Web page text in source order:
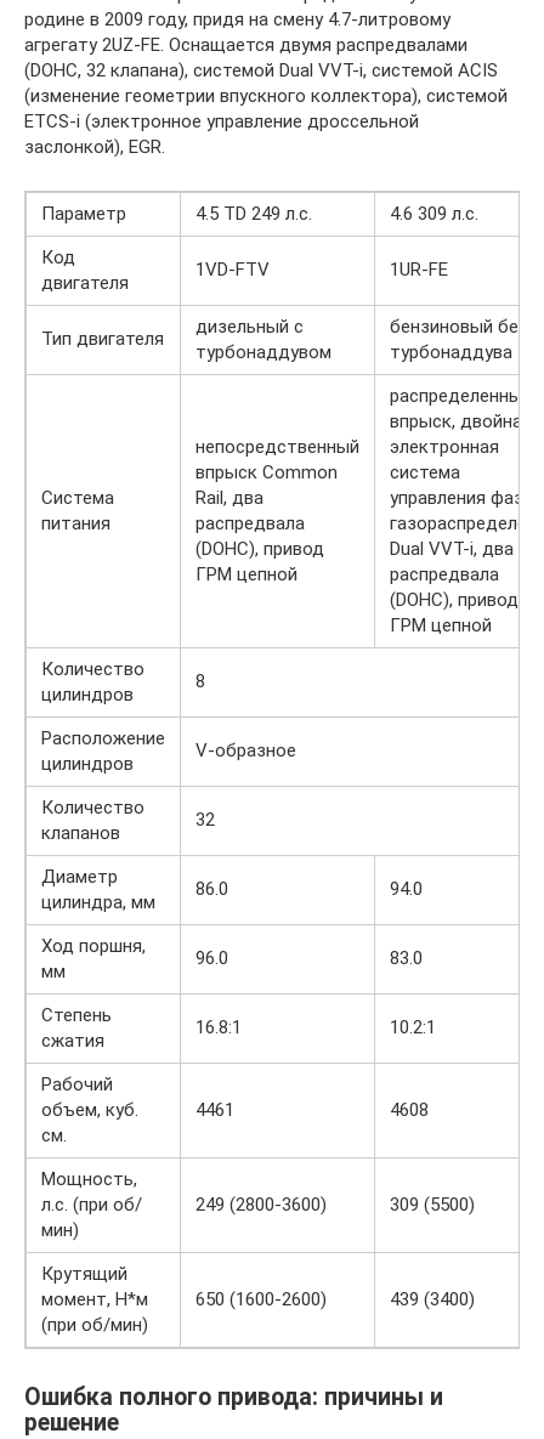
родине в 2009 году, придя на смену 4.7-литровому
агрегату 2UZ-FE. Оснащается двумя распредвалами
(DOHC, 32 клапана), системой Dual VVT-i, системой ACIS
(изменение геометрии впускного коллектора), системой
ETCS-i (электронное управление дроссельной
заслонкой), EGR.
Параметр 4.5 TD 249 л.с.
4.6 309 л.с.
Код
двигателя
1VD-FTV 1UR-FE
Тип двигателя
дизельный с
турбонаддувом
бензиновый без
турбонаддува
Система
питания
непосредственный
впрыск Common
Rail, два
распредвала
(DOHC), привод
ГРМ цепной
распределенный
впрыск, двойная
электронная
система
управления
Dual VVT-i, два
распредвала
(DOHC), привод
ГРМ цепной
Количество
цилиндров
8
Расположение
цилиндров
V-образное
Количество
клапанов
32
Диаметр
цилиндра, мм
86.0 94.0
Ход поршня,
мм
96.0 83.0
Степень
сжатия
16.8:1 10.2:1
Рабочий
объем, куб.
см.
4461 4608
Мощность,
л.с. (при об/
мин)
249 (2800-3600) 309 (5500)
Крутящий
момент, Н*м
(при об/мин)
650 (1600-2600) 439 (3400)
Ошибка полного привода: причины и
решение